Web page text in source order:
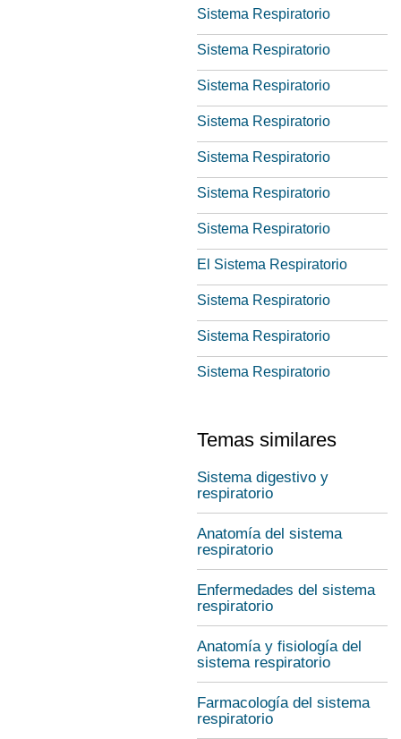
Sistema Respiratorio
Sistema Respiratorio
Sistema Respiratorio
Sistema Respiratorio
Sistema Respiratorio
Sistema Respiratorio
Sistema Respiratorio
El Sistema Respiratorio
Sistema Respiratorio
Sistema Respiratorio
Sistema Respiratorio
Temas similares
Sistema digestivo y
respiratorio
Anatomía del sistema
respiratorio
Enfermedades del sistema
respiratorio
Anatomía y fisiología del
sistema respiratorio
Farmacología del sistema
respiratorio